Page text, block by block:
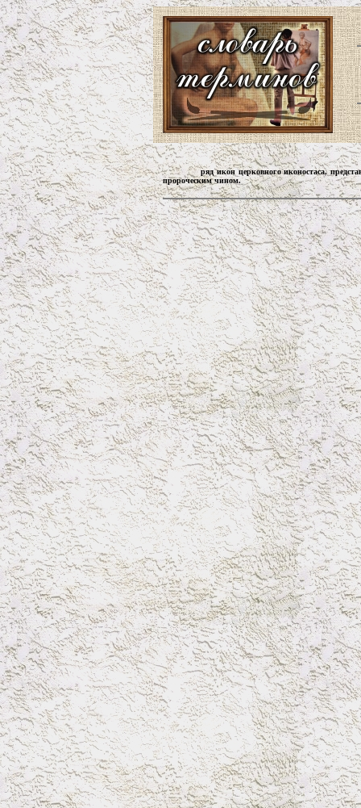
ряд икон церковного иконостаса,
пророческим чином.